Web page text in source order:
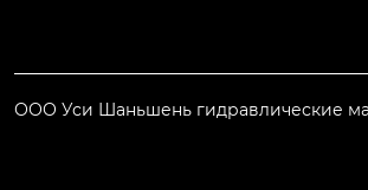
ООО Уси Шаньшень гидравлические